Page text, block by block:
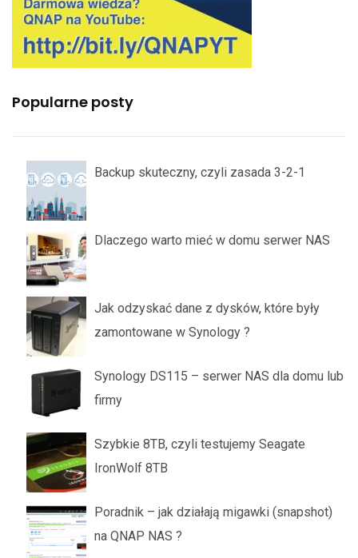
Popularne posty
Backup skuteczny, czyli zasada 3-2-1
Dlaczego warto mieć w domu serwer NAS
Jak odzyskać dane z dysków, które były
zamontowane w Synology ?
Synology DS115 – serwer NAS dla domu lub
firmy
Szybkie 8TB, czyli testujemy Seagate
IronWolf 8TB
Poradnik – jak działają migawki (snapshot)
na QNAP NAS ?